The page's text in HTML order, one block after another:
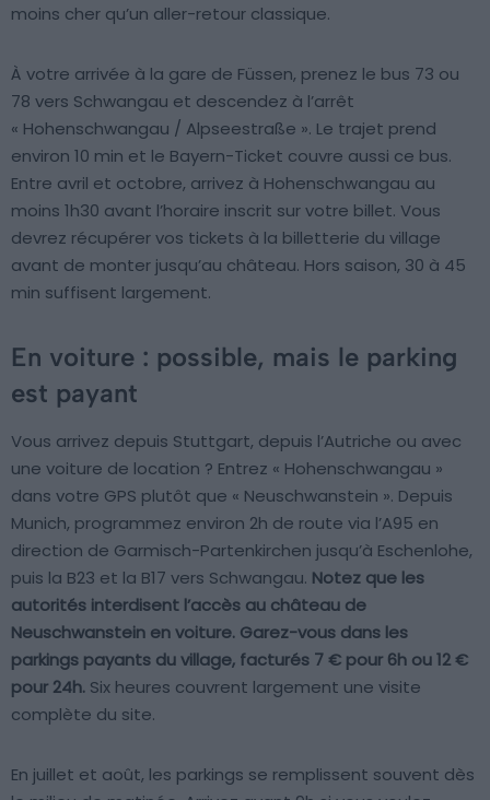
moins cher qu’un aller-retour classique.
À votre arrivée à la gare de Füssen, prenez le bus 73 ou
78 vers Schwangau et descendez à l’arrêt
« Hohenschwangau / Alpseestraße ». Le trajet prend
environ 10 min et le Bayern-Ticket couvre aussi ce bus.
Entre avril et octobre, arrivez à Hohenschwangau au
moins 1h30 avant l’horaire inscrit sur votre billet. Vous
devrez récupérer vos tickets à la billetterie du village
avant de monter jusqu’au château. Hors saison, 30 à 45
min suffisent largement.
En voiture : possible, mais le parking
est payant
Vous arrivez depuis Stuttgart, depuis l’Autriche ou avec
une voiture de location ? Entrez « Hohenschwangau »
dans votre GPS plutôt que « Neuschwanstein ». Depuis
Munich, programmez environ 2h de route via l’A95 en
direction de Garmisch-Partenkirchen jusqu’à Eschenlohe,
puis la B23 et la B17 vers Schwangau. Notez que les
autorités interdisent l’accès au château de
Neuschwanstein en voiture. Garez-vous dans les
parkings payants du village, facturés 7 € pour 6h ou 12 €
pour 24h. Six heures couvrent largement une visite
complète du site.
En juillet et août, les parkings se remplissent souvent dès